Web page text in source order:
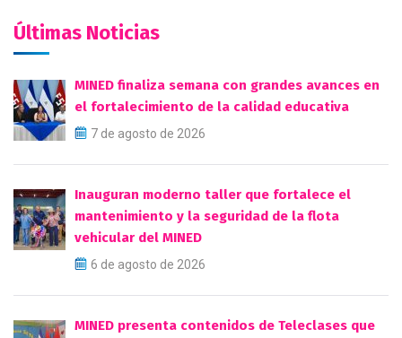
Últimas Noticias
MINED finaliza semana con grandes avances en
el fortalecimiento de la calidad educativa
7 de agosto de 2026
Inauguran moderno taller que fortalece el
mantenimiento y la seguridad de la flota
vehicular del MINED
6 de agosto de 2026
MINED presenta contenidos de Teleclases que